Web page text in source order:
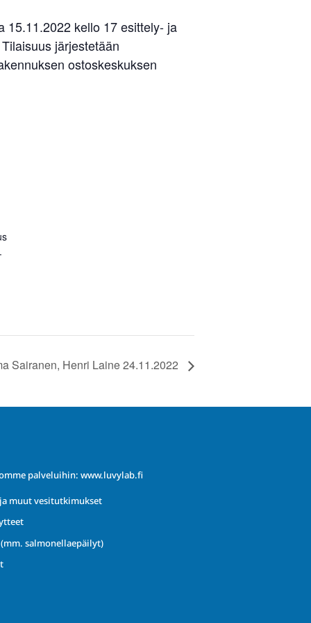
15.11.2022 kello 17 esittely- ja
järjestetään
ostoskeskuksen
Sairanen, Henri Laine 24.11.2022
palveluihin: www.luvylab.fi
muut vesitutkimukset
salmonellaepäilyt)